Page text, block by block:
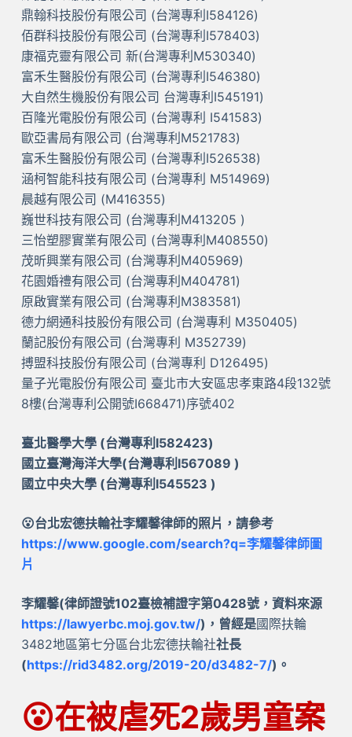
鼎翰科技股份有限公司 (台灣專利I584126)
佰群科技股份有限公司 (台灣專利I578403)
康福克靈有限公司 新(台灣專利M530340)
富禾生醫股份有限公司 (台灣專利I546380)
大自然生機股份有限公司 台灣專利I545191)
百隆光電股份有限公司 (台灣專利 I541583)
歐亞書局有限公司 (台灣專利M521783)
富禾生醫股份有限公司 (台灣專利I526538)
涵柯智能科技有限公司 (台灣專利 M514969)
晨越有限公司 (M416355)
巍世科技有限公司 (台灣專利M413205 )
三怡塑膠實業有限公司 (台灣專利M408550)
茂昕興業有限公司 (台灣專利M405969)
花園婚禮有限公司 (台灣專利M404781)
原啟實業有限公司 (台灣專利M383581)
德力網通科技股份有限公司 (台灣專利 M350405)
蘭記股份有限公司 (台灣專利 M352739)
搏盟科技股份有限公司 (台灣專利 D126495)
量子光電股份有限公司 臺北市大安區忠孝東路4段132號
8樓(台灣專利公開號I668471)序號402
臺北醫學大學 (台灣專利I582423)
國立臺灣海洋大學(台灣專利I567089 )
國立中央大學 (台灣專利I545523 )
😮台北宏德扶輪社李耀馨律師的照片，請參考
https://www.google.com/search?q=李耀馨律師圖
片
李耀馨(律師證號102臺檢補證字第0428號，資料來源
https://lawyerbc.moj.gov.tw/)，曾經是國際扶輪
3482地區第七分區台北宏德扶輪社社長
(https://rid3482.org/2019-20/d3482-7/)。
😮在被虐死2歲男童案